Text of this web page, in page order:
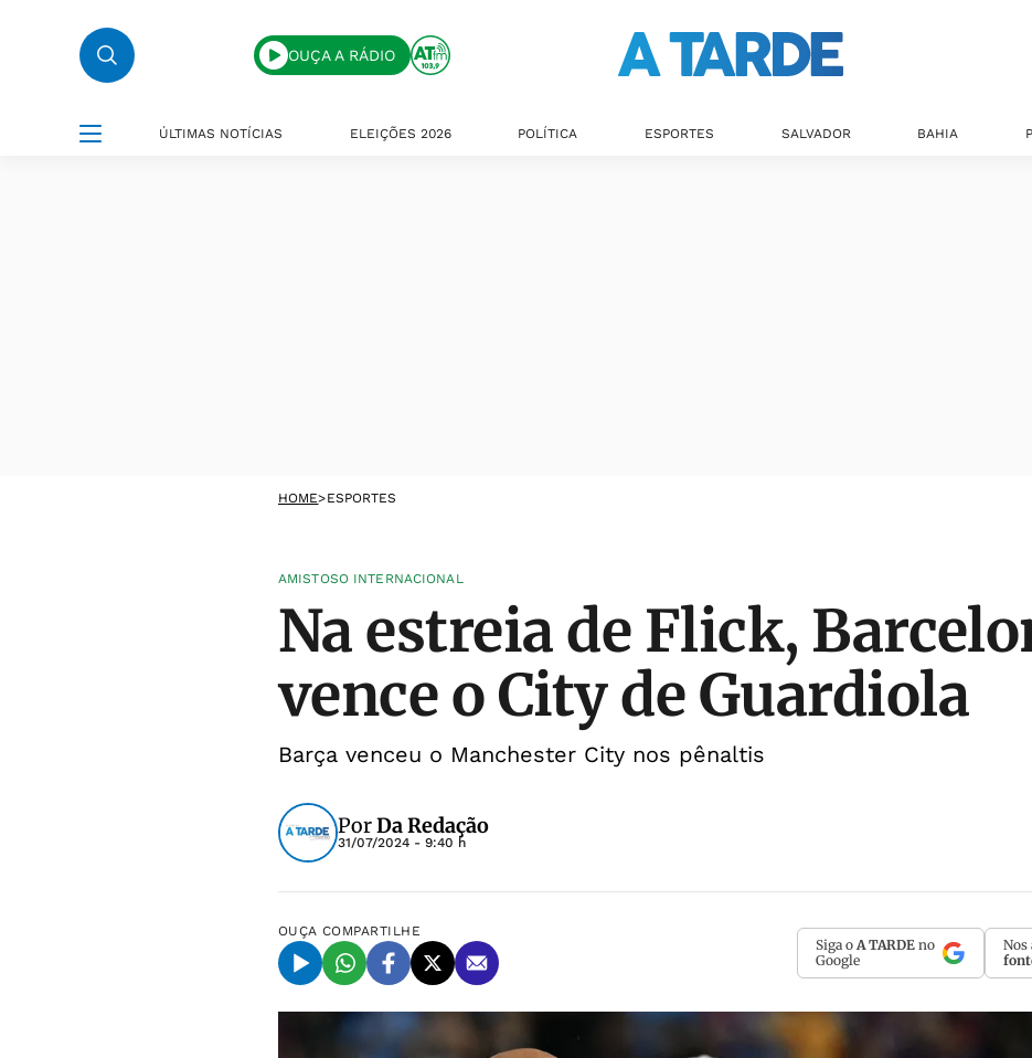
OUÇA A RÁDIO
ÚLTIMAS NOTÍCIAS ELEIÇÕES 2026 POLÍTICA ESPORTES SALVADOR BAHIA
HOME>ESPORTES
AMISTOSO INTERNACIONAL
Na estreia de Flick,
vence o City de Guardiola
Barça venceu o Manchester City nos pênaltis
PorDa Redação
31/07/2024 - 9:40 h
OUÇA COMPARTILHE
Siga o A TARDE no
Google
Nos